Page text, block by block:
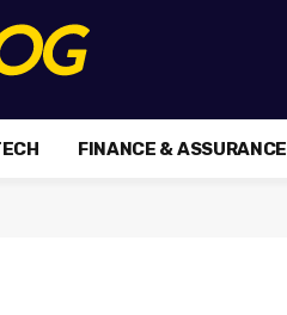
FINANCE & ASSURANCE